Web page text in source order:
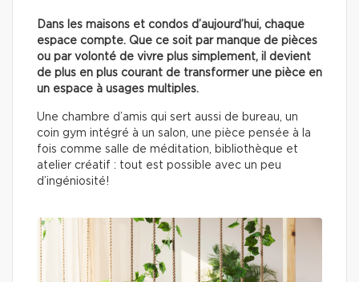
Dans les maisons et condos d’aujourd’hui, chaque
espace compte. Que ce soit par manque de pièces
ou par volonté de vivre plus simplement, il devient
de plus en plus courant de transformer une pièce en
un espace à usages multiples.
Une chambre d’amis qui sert aussi de bureau, un
coin gym intégré à un salon, une pièce pensée à la
fois comme salle de méditation, bibliothèque et
atelier créatif : tout est possible avec un peu
d’ingéniosité!